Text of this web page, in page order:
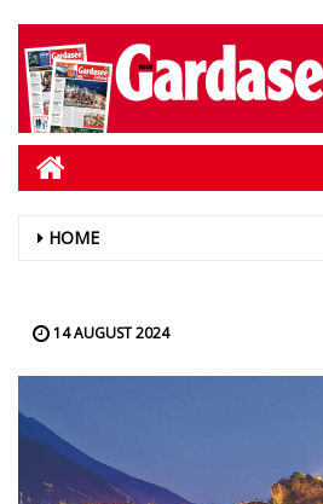
HOME
14 AUGUST 2024